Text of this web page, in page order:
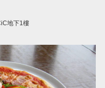
地下1樓